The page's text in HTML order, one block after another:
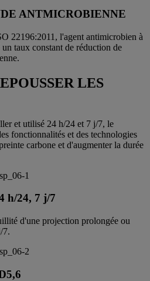
ANTMICROBIENNE
22196:2011, l'agent antimicrobien à
taux constant de réduction de
LES
et utilisé 24 h/24 et 7 j/7, le
fonctionnalités et des technologies
carbone et d'augmenter la durée
h/24, 7 j/7
d'une projection prolongée ou
7.